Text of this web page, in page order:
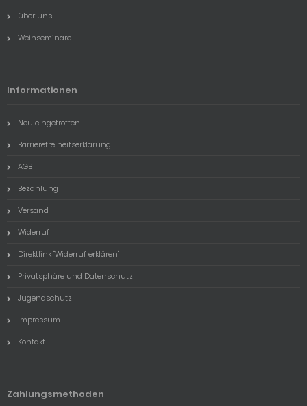
über uns
Weinseminare
Informationen
Neu eingetroffen
Barrierefreiheitserklärung
AGB
Bezahlung
Versand
Widerruf
Direktlink "Widerruf erklären"
Privatsphäre und Datenschutz
Jugendschutz
Impressum
Kontakt
Zahlungsmethoden